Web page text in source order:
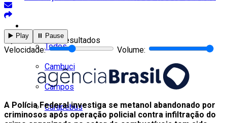
Todos
Cambuci
Campos
Carapebus
Ver todos os resultados
▶️ Play ⏸️ Pause
Velocidade: Volume:
A Polícia Federal investiga se metanol abandonado por
criminosos após operação policial contra infiltração do